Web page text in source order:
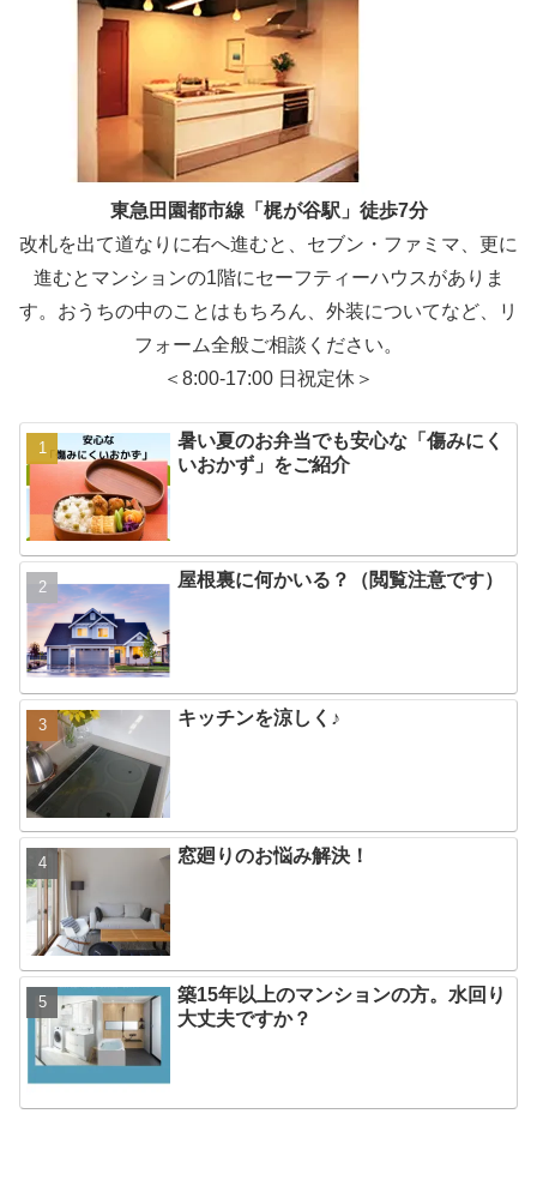
東急田園都市線「梶が谷駅」徒歩7分
改札を出て道なりに右へ進むと、セブン・ファミマ、更に
進むとマンションの1階にセーフティーハウスがありま
す。おうちの中のことはもちろん、外装についてなど、リ
フォーム全般ご相談ください。
＜8:00-17:00 日祝定休＞
暑い夏のお弁当でも安心な「傷みにく
いおかず」をご紹介
屋根裏に何かいる？（閲覧注意です）
キッチンを涼しく♪
窓廻りのお悩み解決！
築15年以上のマンションの方。水回り
大丈夫ですか？